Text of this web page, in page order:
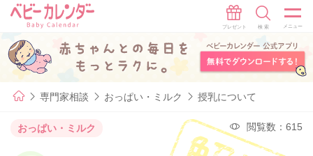
専門家相談 おっぱい・ミルク 授乳について
おっぱい・ミルク 閲覧数：615